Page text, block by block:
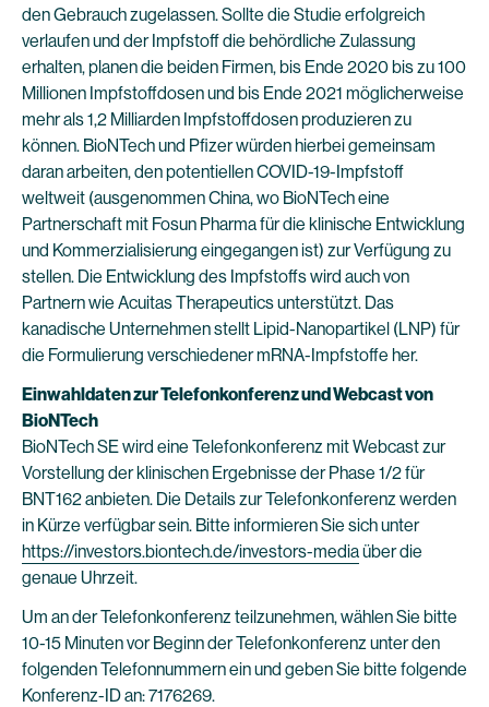
den Gebrauch zugelassen. Sollte die Studie erfolgreich
verlaufen und der Impfstoff die behördliche Zulassung
erhalten, planen die beiden Firmen, bis Ende 2020 bis zu 100
Millionen Impfstoffdosen und bis Ende 2021 möglicherweise
mehr als 1,2 Milliarden Impfstoffdosen produzieren zu
können. BioNTech und Pfizer würden hierbei gemeinsam
daran arbeiten, den potentiellen COVID-19-Impfstoff
weltweit (ausgenommen China, wo BioNTech eine
Partnerschaft mit Fosun Pharma für die klinische Entwicklung
und Kommerzialisierung eingegangen ist) zur Verfügung zu
stellen. Die Entwicklung des Impfstoffs wird auch von
Partnern wie Acuitas Therapeutics unterstützt. Das
kanadische Unternehmen stellt Lipid-Nanopartikel (LNP) für
die Formulierung verschiedener mRNA-Impfstoffe her.
Einwahldaten zur Telefonkonferenz und Webcast von
BioNTech
BioNTech SE wird eine Telefonkonferenz mit Webcast zur
Vorstellung der klinischen Ergebnisse der Phase 1/2 für
BNT162 anbieten. Die Details zur Telefonkonferenz werden
in Kürze verfügbar sein. Bitte informieren Sie sich unter
https://investors.biontech.de/investors-mediaüber die
genaue Uhrzeit.
Um an der Telefonkonferenz teilzunehmen, wählen Sie bitte
10-15 Minuten vor Beginn der Telefonkonferenz unter den
folgenden Telefonnummern ein und geben Sie bitte folgende
Konferenz-ID an: 7176269.